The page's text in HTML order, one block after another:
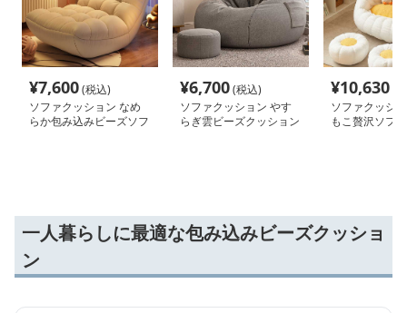
¥7,600(税込)
ソファクッション なめ
らか包み込みビーズソフ
¥6,700(税込)
ソファクッション やす
らぎ雲ビーズクッション
¥10,630
ソファクッシ
もこ贅沢ソフ
一人暮らしに最適な包み込みビーズクッショ
ン